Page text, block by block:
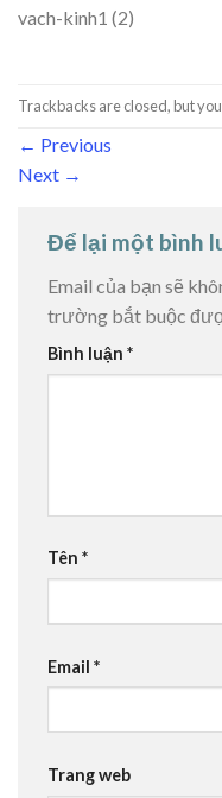
vach-kinh1 (2)
Trackbacks are closed, but
← Previous
Next →
Để lại một bình
Email của bạn sẽ
trường bắt buộc
Bình luận *
Tên *
Email *
Trang web